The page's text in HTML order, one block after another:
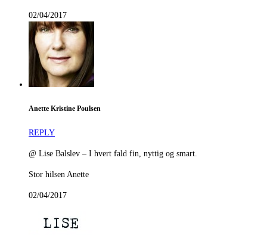
02/04/2017
Anette Kristine Poulsen
REPLY
@ Lise Balslev – I hvert fald fin, nyttig og smart.
Stor hilsen Anette
02/04/2017